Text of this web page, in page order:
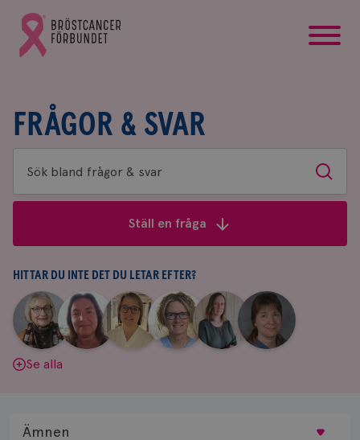
Gå
till
Bröstcancerförbundets
FRÅGOR & SVAR
Sök
bland
&
svar
Sök
Ställ en fråga
HITTAR DU INTE DET DU LETAR EFTER?
Aina
Johnsson
|
Anne
Andersson
Fredrika
Killander
|
Jeanette
Bäcklund
|
Maria
Edegran
|
Yvette
Andersson
Se alla
Ämnen